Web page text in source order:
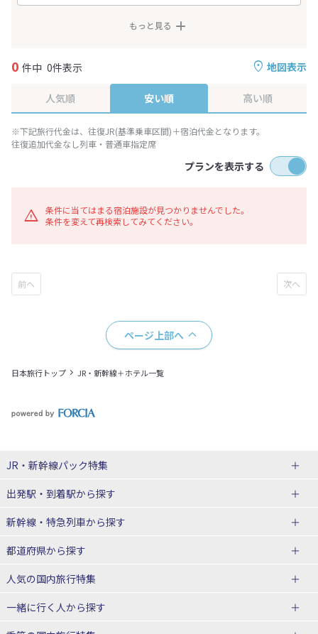
もっと見る
地図表示
0 件中 0件表示
人気順 安い順 高い順
※下記旅行代金は、往復JR(基準乗車区間)＋宿泊代金となります。
往復追加代金なし列車・普通車指定席
プランを表示する
条件に当てはまる宿泊施設が見つかりませんでした。
条件を変えて再検索してみてください。
ページ上部へ
日本旅行トップ JR・新幹線＋ホテル一覧
JR・新幹線パック特集
JR・新幹線＋ホテルパック
出張パック
出発駅・到着駅から探す
秋田⇔東京 新幹線パック
仙台→東京 新幹線パック
富山⇔東京 新幹線パック
東京→仙台 新幹線パック
新幹線・特急列車から探す
北海道新幹線 旅行
山形新幹線 旅行
東海道新幹線 旅行
都道府県から探す
北海道旅行・ツアー
人気の国内旅行特集
東京ディズニーリゾート®への旅
ユニバーサル・スタジオ・ジャパ
一緒に行く人から探す